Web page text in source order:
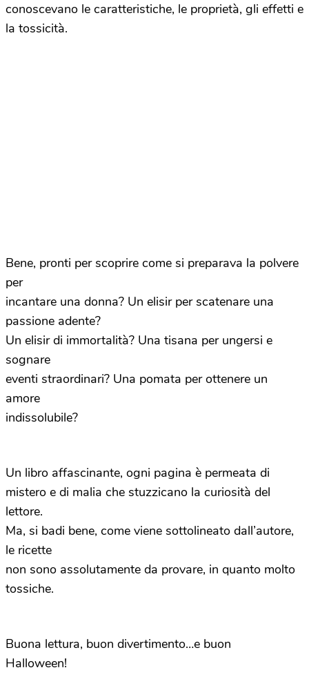
conoscevano le caratteristiche, le proprietà, gli effetti e
la tossicità.
Bene, pronti per scoprire come si preparava la polvere
per
incantare una donna? Un elisir per scatenare una
passione adente?
Un elisir di immortalità? Una tisana per ungersi e
sognare
eventi straordinari? Una pomata per ottenere un
amore
indissolubile?
Un libro affascinante, ogni pagina è permeata di
mistero e di malia che stuzzicano la curiosità del
lettore.
Ma, si badi bene, come viene sottolineato dall’autore,
le ricette
non sono assolutamente da provare, in quanto molto
tossiche.
Buona lettura, buon divertimento…e buon
Halloween!